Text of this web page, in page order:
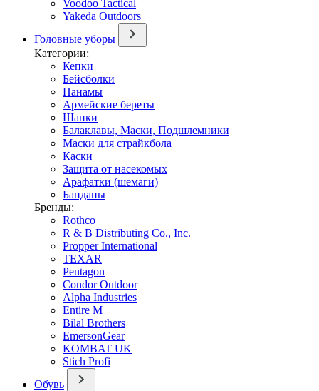
Voodoo Tactical
Yakeda Outdoors
Головные уборы
Категории:
Кепки
Бейсболки
Панамы
Армейские береты
Шапки
Балаклавы, Маски, Подшлемники
Маски для страйкбола
Каски
Защита от насекомых
Арафатки (шемаги)
Банданы
Бренды:
Rothco
R & B Distributing Co., Inc.
Propper International
TEXAR
Pentagon
Condor Outdoor
Alpha Industries
Entire M
Bilal Brothers
EmersonGear
KOMBAT UK
Stich Profi
Обувь